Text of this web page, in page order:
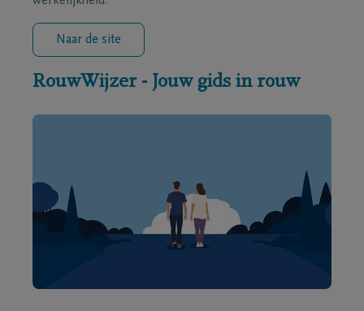
Naar de site
RouwWijzer - Jouw gids in rouw